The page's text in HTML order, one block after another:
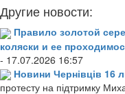
Другие новости:
Правило золотой
коляски и ее
- 17.07.2026 16:57
Новини Чернівців 16
протесту на підтримку